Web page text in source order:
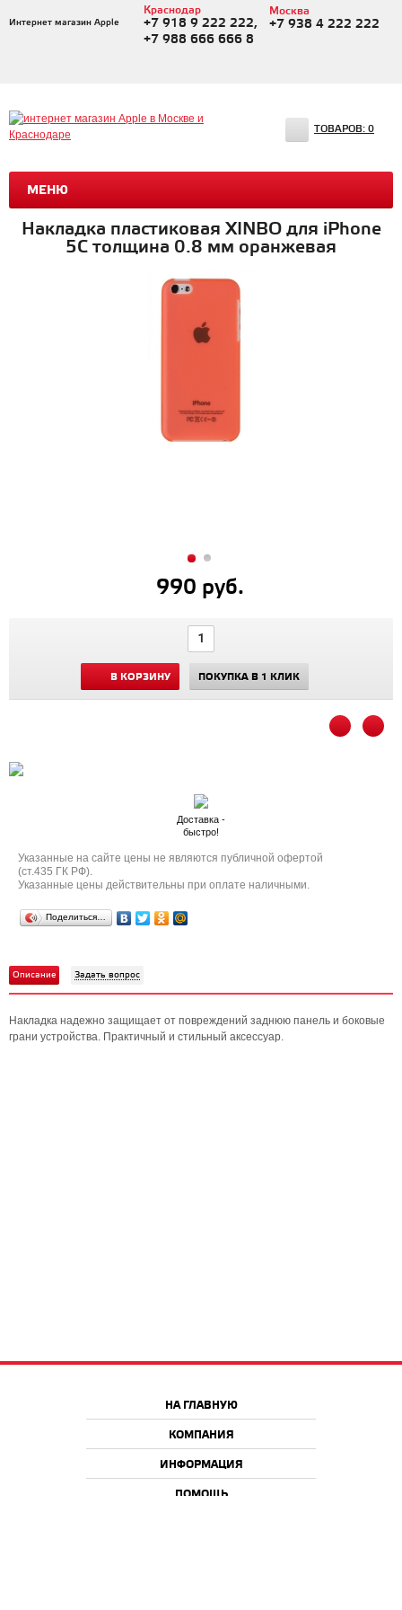
Интернет магазин Apple
Краснодар
+7 918 9 222 222,
+7 988 666 666 8
Москва
+7 938 4 222 222
МЕНЮ
ТОВАРОВ: 0
Накладка пластиковая XINBO для iPhone
5C толщина 0.8 мм оранжевая
990 руб.
В КОРЗИНУ ПОКУПКА В 1 КЛИК
Доставка -
быстро!
Указанные на сайте цены не являются публичной офертой
(ст.435 ГК РФ).
Указанные цены действительны при оплате наличными.
Поделиться…
Описание Задать вопрос
Накладка надежно защищает от повреждений заднюю панель и боковые
грани устройства. Практичный и стильный аксессуар.
НА ГЛАВНУЮ
КОМПАНИЯ
ИНФОРМАЦИЯ
ПОМОЩЬ